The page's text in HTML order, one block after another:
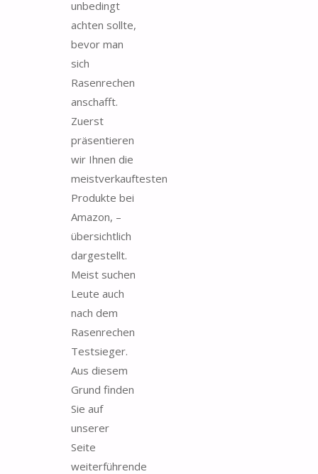
unbedingt
achten sollte,
bevor man
sich
Rasenrechen
anschafft.
Zuerst
präsentieren
wir Ihnen die
meistverkauftesten
Produkte bei
Amazon, –
übersichtlich
dargestellt.
Meist suchen
Leute auch
nach dem
Rasenrechen
Testsieger.
Aus diesem
Grund finden
Sie auf
unserer
Seite
weiterführende